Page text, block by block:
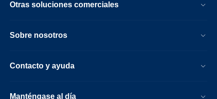
Otras soluciones comerciales
Sobre nosotros
Contacto y ayuda
Manténgase al día